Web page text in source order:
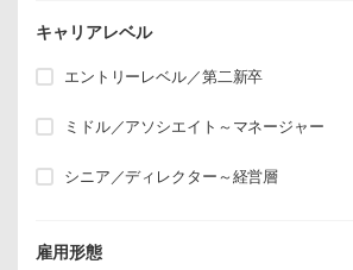
キャリアレベル
エントリーレベル／第二新卒
ミドル／アソシエイト～マネージャー
シニア／ディレクター～経営層
雇用形態